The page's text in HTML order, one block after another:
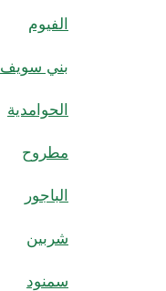
الفيوم
بني سويف
الحوامدية
مطروح
الباجور
شربين
سمنود